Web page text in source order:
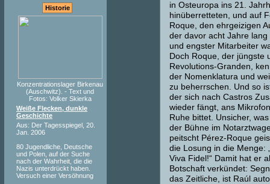
Historie
Konzentrationslager Birkenau
(Auschwitz). - Text und
Fotos: Volker Skierka
Weiße Flecken, dunkle
Geschichte
Aus: Der Tagesspiegel, 20.
Jan. 2006
80 Jugendliche, Deutsche
und Polen, auf der Suche
nach der Wahrheit, die die
Nazis unterdrückt haben.
Versuch einer Versöhnung
in Osteuropa ins 21.
hinüberretteten, und auf
Roque, den ehrgeizigen
der davor acht Jahre
und engster Mitarbeiter
Doch Roque, der jüngste
Revolutions-Granden,
der Nomenklatura und
zu beherrschen. Und so
der sich nach Castros
wieder fängt, ans
Ruhe bittet. Unsicher,
der Bühne im
peitscht Pérez-Roque
die Losung in die Menge:
Viva Fidel!“ Damit hat er
Botschaft verkündet:
das Zeitliche, ist Raúl